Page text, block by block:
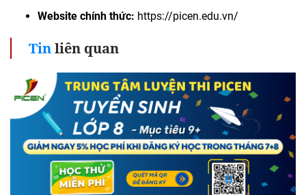
Website chính thức: https://picen.edu.vn/
Tinliên quan